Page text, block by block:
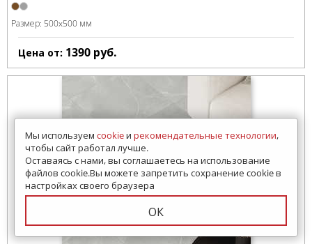
Размер: 500x500 мм
Цена от: 1390 руб.
Мы используем cookieи рекомендательные технологии,
чтобы сайт работал лучше.
Оставаясь с нами, вы соглашаетесь на использование
файлов cookie.Вы можете запретить сохранение cookie в
настройках своего браузера
ОК